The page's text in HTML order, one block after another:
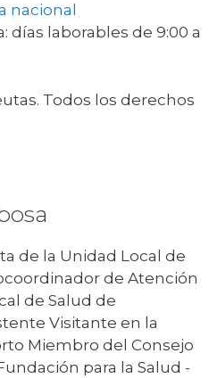
nacional
días laborables de 9:00 a
Todos los derechos
de la Unidad Local de
de Atención
de Salud de
Visitante en la
Miembro del Consejo
para la Salud -